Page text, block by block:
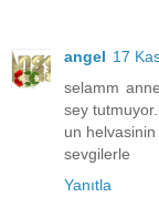
angel 17
selamm
sey
un
sevgilerle
Yanıtla